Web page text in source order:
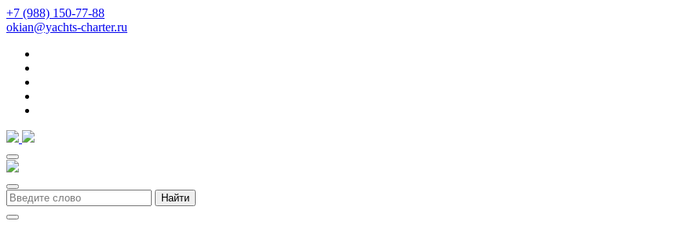
+7 (988) 150-77-88
okian@yachts-charter.ru
Найти